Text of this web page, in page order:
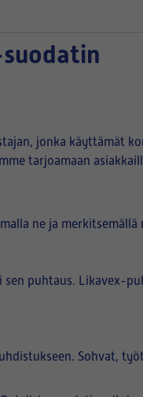
suodatin
jonka käyttämät
tarjoamaan
ne ja merkitsemällä
puhtaus. Likavex-
Sohvat,